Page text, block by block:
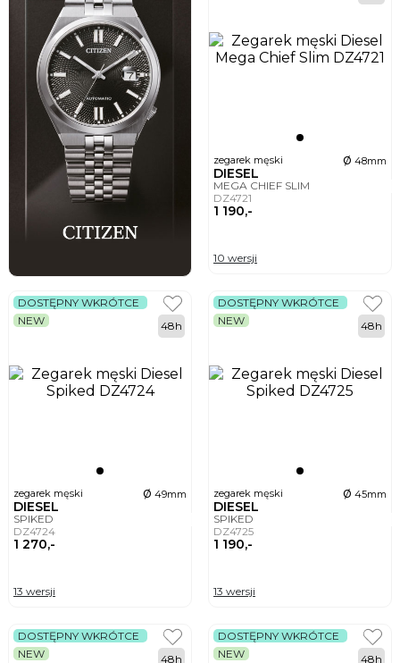
zegarek męski ø 48mm
DIESEL
MEGA CHIEF SLIM
DZ4721
1 190,-
10 wersji
zegarek męski ø 49mm
DIESEL
SPIKED
DZ4724
1 270,-
DOSTĘPNY WKRÓTCE
NEW
48h
13 wersji
zegarek męski ø 45mm
DIESEL
SPIKED
DZ4725
1 190,-
DOSTĘPNY WKRÓTCE
NEW
48h
13 wersji
DOSTĘPNY WKRÓTCE
NEW
48h
DOSTĘPNY WKRÓTCE
NEW
48h